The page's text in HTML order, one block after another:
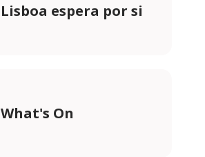
Lisboa espera por si
What's On